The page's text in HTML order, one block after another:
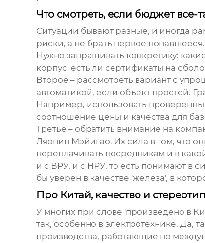
Что смотреть, если бюджет все-
Ситуации бывают разные, и иногда
риски, а не брать первое
Нужно запрашивать конкретику:
корпус, есть ли сертификаты на
Второе – рассмотреть вариант с
автоматикой, если объект простой.
Например, использовать
соотношение цены и качества для
Третье – обратить внимание на
Ляонин Мэйигао. Их сила в том, что
переплачивать посредникам и в
и с ВРУ, и с НРУ, то есть понимают в
бы уверен в качестве 'железа', в
Про Китай, качество и
У многих при слове 'произведено в
так, особенно в электротехнике. Да,
производства, работающие по